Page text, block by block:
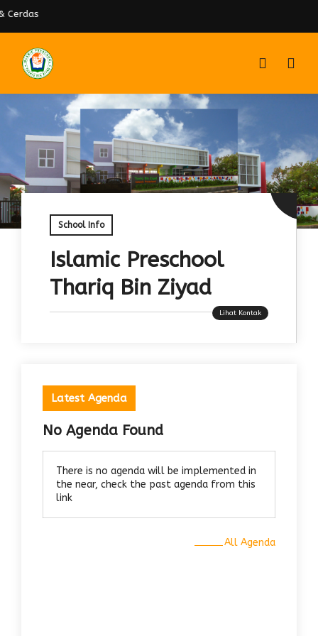
School Info
Islamic Preschool
Thariq Bin Ziyad
Latest Agenda
No Agenda Found
There is no agenda will be implemented in
the near, check the past agenda from this
link
All Agenda